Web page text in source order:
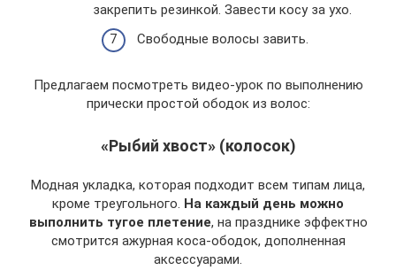
закрепить резинкой. Завести косу за ухо.
Свободные волосы завить.
Предлагаем посмотреть видео-урок по выполнению
прически простой ободок из волос:
«Рыбий хвост» (колосок)
Модная укладка, которая подходит всем типам лица,
кроме треугольного. На каждый день можно
выполнить тугое плетение, на празднике эффектно
смотрится ажурная коса-ободок, дополненная
аксессуарами.